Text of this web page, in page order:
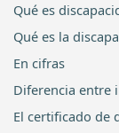
Qué es
Qué es la
En cifras
Diferencia entre
El certificado de